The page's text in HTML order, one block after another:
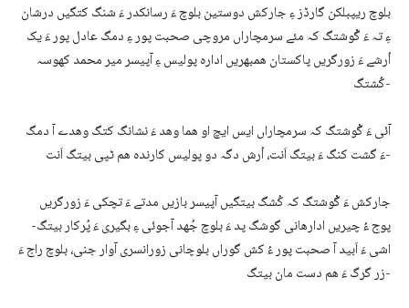
بلوچ ریپبلکن گارڈز ءِ جارکش دوستین بلوچ ءَ رسانکدر ءَ شنگ کتگیں درشان
ءِ تہ ءَ گْوشتگ کہ مئے سرمچاراں مروچی صحبت پور ءِ دمگ عادل پور ءَ یک
اُرشے ءَ زورگریں پاکستان ھمبھریں ادارہ پولیس ءِ آپیسر میر محمد کھوسہ
کُشتگ-
آئی ءَ گْوشتگ کہ سرمچاراں ایس ایچ او ھما وھد ءَ نشانگ کتگ وھدے آ دمگ
ءَ گشت کنگ ءَ بیتگ اَنت، اُرش دگہ دو پولیس کارندہ ھم ٹپی بیتگ اَنت-
جارکش ءَ گْوشتگ کہ کُشگ بیتگیں آپیسر بازیں مدتے ءَ تچکی ءَ زورگریں
پوج ءُ چیریں ادارھانی گوشگ پد ءَ بلوچ جُھد آجوئی ءِ بگیری ءَ پُرکار بیتگ-
اشی ءَ اَبید آ صحبت پور ءُ کش گوراں بلوچانی زورانسری آوار جنی، بلوچ راج ءَ
زر گرگ ءَ ھم دست مان بیتگ-